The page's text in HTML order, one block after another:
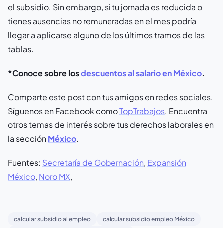
el subsidio. Sin embargo, si tu jornada es reducida o
tienes ausencias no remuneradas en el mes podría
llegar a aplicarse alguno de los últimos tramos de las
tablas.
*Conoce sobre losdescuentos al salario en México.
Comparte este post con tus amigos en redes sociales.
Síguenos en Facebook comoTopTrabajos. Encuentra
otros temas de interés sobre tus derechos laborales en
la secciónMéxico.
Fuentes: Secretaría de Gobernación, Expansión
México, Noro MX,
calcular subsidio al empleo
calcular subsidio empleo México